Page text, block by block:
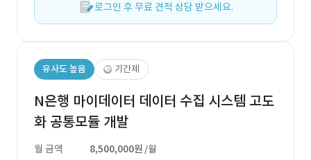
로그인 후 무료 견적 상담 받으세요.
유사도 높음 기간제
N은행 마이데이터 데이터 수집 시스템 고도
화 공통모듈 개발
월 금액 8,500,000원 /월